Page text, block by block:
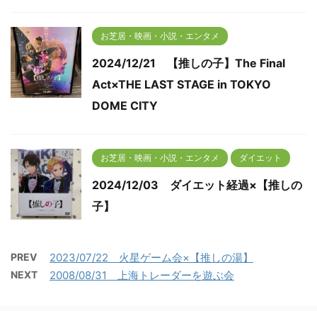
お芝居・映画・小説・エンタメ
2024/12/21 【推しの子】The Final
Act×THE LAST STAGE in TOKYO
DOME CITY
お芝居・映画・小説・エンタメ ダイエット
2024/12/03 ダイエット経過×【推しの
子】
PREV 2023/07/22 火星ゲーム会×【推しの湯】
NEXT 2008/08/31 上海トレーダーを遊ぶ会